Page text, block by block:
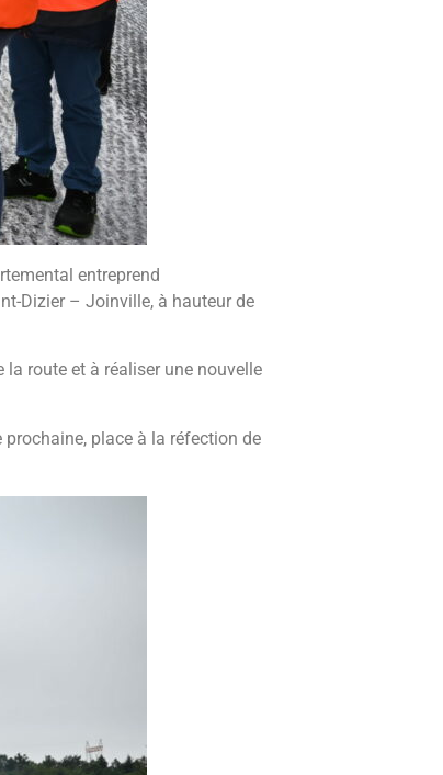
entreprend
Dizier – Joinville, à hauteur de
la route et à réaliser une nouvelle
place à la réfection de